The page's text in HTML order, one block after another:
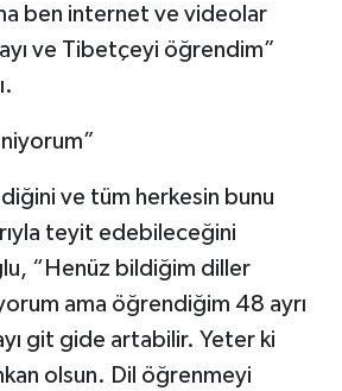
ben internet ve videolar
ve Tibetçeyi öğrendim”
ve tüm herkesin bunu
teyit edebileceğini
“Henüz bildiğim diller
ama öğrendiğim 48 ayrı
git gide artabilir. Yeter ki
olsun. Dil öğrenmeyi